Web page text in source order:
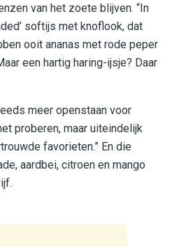
van het zoete blijven. “In
softijs met knoflook, dat
ooit ananas met rode peper
een hartig haring-ijsje? Daar
meer openstaan voor
proberen, maar uiteindelijk
favorieten.” En die
aardbei, citroen en mango